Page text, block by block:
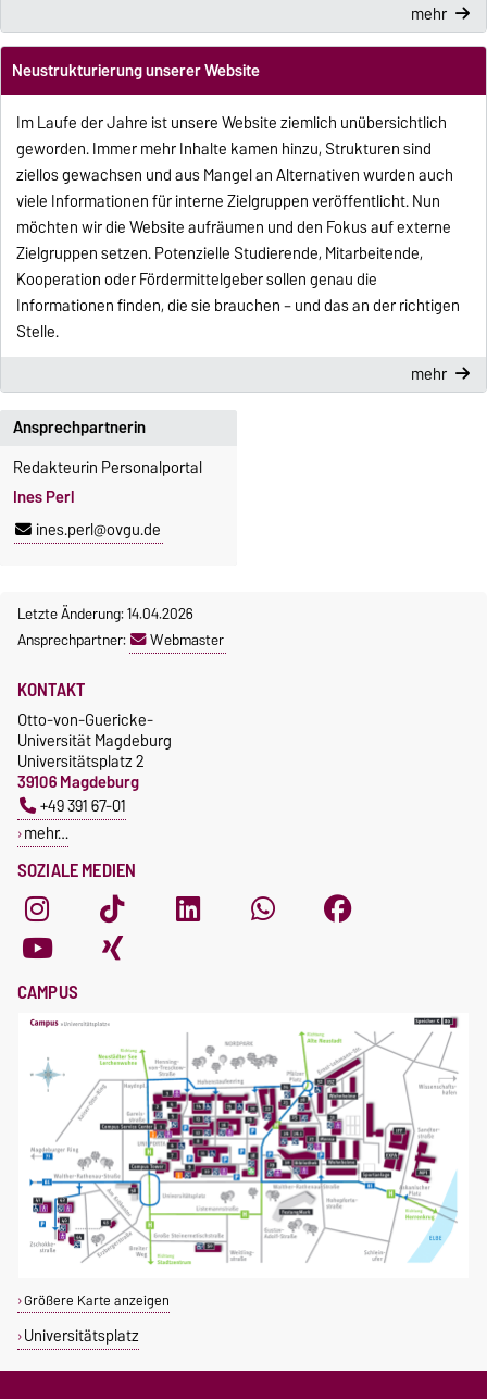
mehr
Neustrukturierung unserer Website
Im Laufe der Jahre ist unsere Website ziemlich unübersichtlich
geworden. Immer mehr Inhalte kamen hinzu, Strukturen sind
ziellos gewachsen und aus Mangel an Alternativen wurden auch
viele Informationen für interne Zielgruppen veröffentlicht. Nun
möchten wir die Website aufräumen und den Fokus auf externe
Zielgruppen setzen. Potenzielle Studierende, Mitarbeitende,
Kooperation oder Fördermittelgeber sollen genau die
Informationen finden, die sie brauchen – und das an der richtigen
Stelle.
mehr
Ansprechpartnerin
Redakteurin Personalportal
Ines Perl
ines.perl@ovgu.de
Letzte Änderung: 14.04.2026
Ansprechpartner:
Webmaster
SOZIALE MEDIEN
KONTAKT
Otto-von-Guericke-
Universität Magdeburg
Universitätsplatz 2
39106 Magdeburg
+49 391 67-01
mehr…
CAMPUS
Größere Karte anzeigen
Universitätsplatz